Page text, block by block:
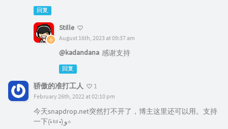
回复
Stille
August 16th, 2023 at 09:37 am
@kadandana 感谢支持
回复
骄傲的准打工人 1
February 26th, 2022 at 02:10 pm
今天snapdrop.net突然打不开了，博主这里还可以用。支持
一下(•̀ㅂ•́)و✧